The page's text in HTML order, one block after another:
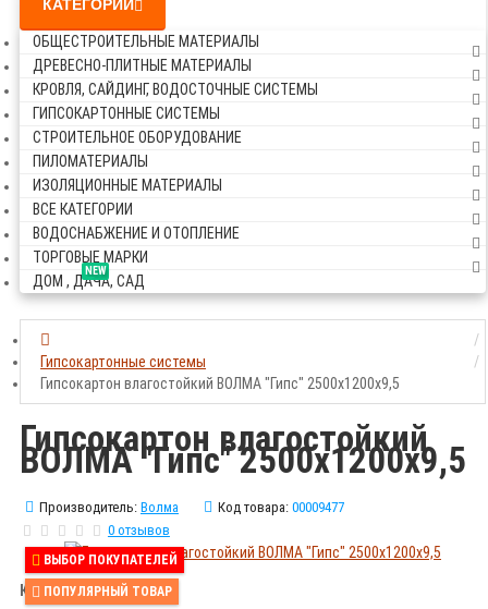
КАТЕГОРИИ
ОБЩЕСТРОИТЕЛЬНЫЕ МАТЕРИАЛЫ
ДРЕВЕСНО-ПЛИТНЫЕ МАТЕРИАЛЫ
КРОВЛЯ, САЙДИНГ, ВОДОСТОЧНЫЕ СИСТЕМЫ
ГИПСОКАРТОННЫЕ СИСТЕМЫ
СТРОИТЕЛЬНОЕ ОБОРУДОВАНИЕ
ПИЛОМАТЕРИАЛЫ
ИЗОЛЯЦИОННЫЕ МАТЕРИАЛЫ
ВСЕ КАТЕГОРИИ
ВОДОСНАБЖЕНИЕ И ОТОПЛЕНИЕ
ТОРГОВЫЕ МАРКИ
NEW
ДОМ , ДАЧА, САД
Гипсокартонные системы
Гипсокартон влагостойкий ВОЛМА "Гипс" 2500х1200х9,5
Гипсокартон влагостойкий
ВОЛМА "Гипс" 2500х1200х9,5
Производитель: Волма Код товара: 00009477
0 отзывов
ВЫБОР ПОКУПАТЕЛЕЙ
ПОПУЛЯРНЫЙ ТОВАР
Краткое описание